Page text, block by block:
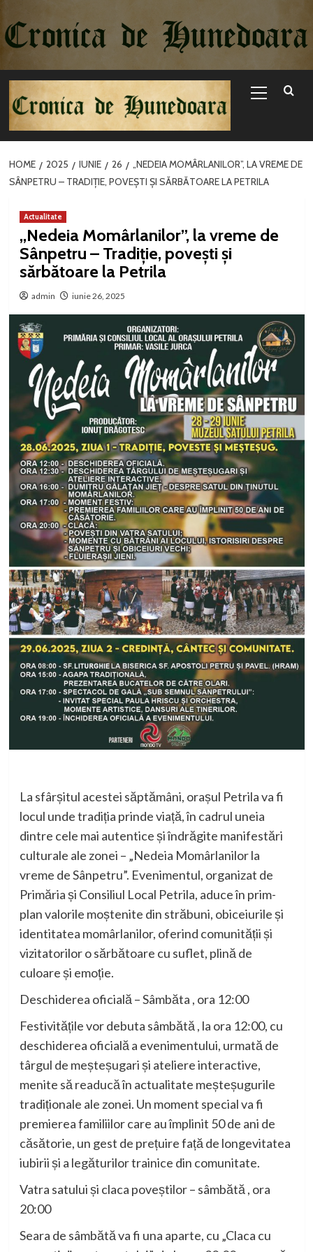
la
conținut
Menu
HOME 2025 IUNIE 26
„NEDEIA MOMÂRLANILOR”, LA VREME DE
SÂNPETRU – TRADIȚIE, POVEȘTI ȘI SĂRBĂTOARE LA PETRILA
Actualitate
„Nedeia Momârlanilor”, la vreme de
Sânpetru – Tradiție, povești și
sărbătoare la Petrila
admin iunie 26, 2025
La sfârșitul acestei săptămâni, orașul Petrila va fi
locul unde tradiția prinde viață, în cadrul uneia
dintre cele mai autentice și îndrăgite manifestări
culturale ale zonei – „Nedeia Momârlanilor la
vreme de Sânpetru”. Evenimentul, organizat de
Primăria și Consiliul Local Petrila, aduce în prim-
plan valorile moștenite din străbuni, obiceiurile și
identitatea momârlanilor, oferind comunității și
vizitatorilor o sărbătoare cu suflet, plină de
culoare și emoție.
Deschiderea oficială – Sâmbăta , ora 12:00
Festivitățile vor debuta sâmbătă , la ora 12:00, cu
deschiderea oficială a evenimentului, urmată de
târgul de meșteșugari și ateliere interactive,
menite să readucă în actualitate meșteșugurile
tradiționale ale zonei. Un moment special va fi
premierea familiilor care au împlinit 50 de ani de
căsătorie, un gest de prețuire față de longevitatea
iubirii și a legăturilor trainice din comunitate.
Vatra satului și claca poveștilor – sâmbătă , ora
20:00
Seara de sâmbătă va fi una aparte, cu „Claca cu